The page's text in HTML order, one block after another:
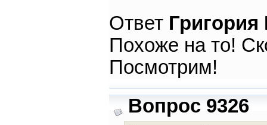
Ответ
Похоже на то!
Посмотрим!
Вопрос 9326